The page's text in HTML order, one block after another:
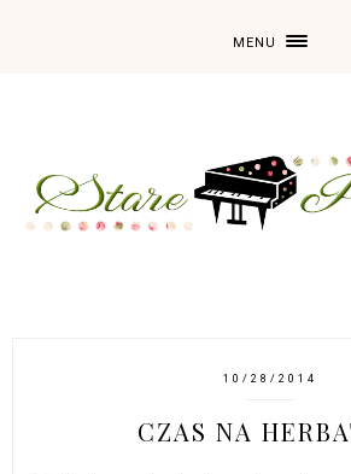
MENU
10/28/2014
CZAS NA